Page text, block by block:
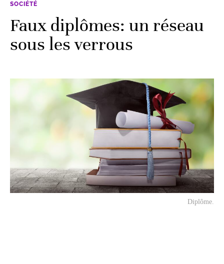
SOCIÉTÉ
Faux diplômes: un réseau
sous les verrous
Diplôme.